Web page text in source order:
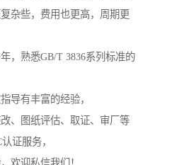
杂些，费用也更高，周期更
，熟悉GB/T 3836系列标准的
导有丰富的经验，
、图纸评估、取证、审厂等
证服务，